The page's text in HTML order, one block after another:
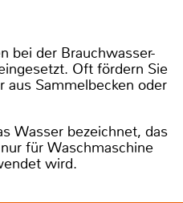
bei der Brauchwasser-
Oft fördern Sie
aus Sammelbecken oder
Wasser bezeichnet, das
für Waschmaschine
wird.